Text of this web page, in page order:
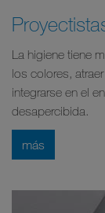
La higiene tiene
los colores,
integrarse en el
desapercibida.
más